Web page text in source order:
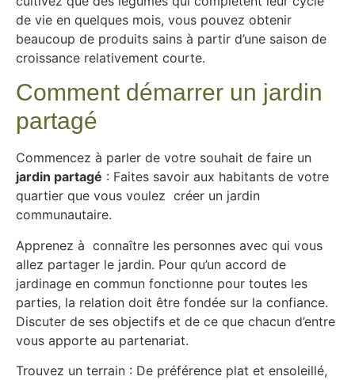
de vie en quelques mois, vous pouvez obtenir
beaucoup de produits sains à partir d’une saison de
croissance relativement courte.
Comment démarrer un jardin
partagé
Commencez à parler de votre souhait de faire un
jardin partagé : Faites savoir aux habitants de votre
quartier que vous voulez créer un jardin
communautaire.
Apprenez à connaître les personnes avec qui vous
allez partager le jardin. Pour qu’un accord de
jardinage en commun fonctionne pour toutes les
parties, la relation doit être fondée sur la confiance.
Discuter de ses objectifs et de ce que chacun d’entre
vous apporte au partenariat.
Trouvez un terrain : De préférence plat et ensoleillé,